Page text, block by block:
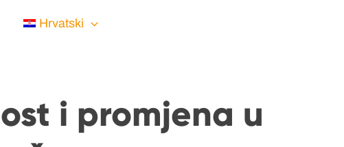
Hrvatski
i promjena u